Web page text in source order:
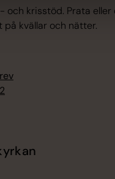
och krisstöd. Prata
på kvällar och nätter.